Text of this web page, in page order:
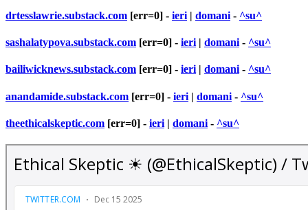
drtesslawrie.substack.com [err=0] - ieri | domani - ^su^
sashalatypova.substack.com [err=0] - ieri | domani - ^su^
bailiwicknews.substack.com [err=0] - ieri | domani - ^su^
anandamide.substack.com [err=0] - ieri | domani - ^su^
theethicalskeptic.com [err=0] - ieri | domani - ^su^